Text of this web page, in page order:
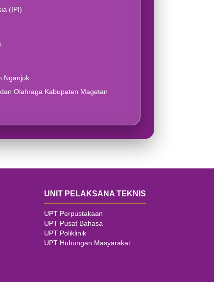
(IPI)
Nganjuk
Olahraga Kabupaten Magetan
UNIT PELAKSANA TEKNIS
UPT Perpustakaan
UPT Pusat Bahasa
UPT Poliklinik
UPT Hubungan Masyarakat